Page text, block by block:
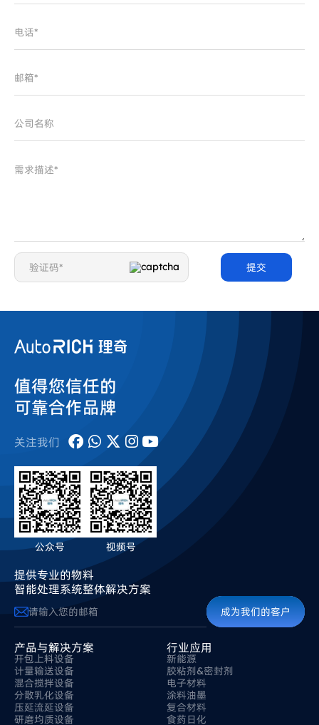
值得您信任的
可靠合作品牌
关注我们
公众号 视频号
提供专业的物料
智能处理系统整体解决方案
成为我们的客户
产品与解决方案
开包上料设备
计量输送设备
混合搅拌设备
分散乳化设备
压延流延设备
研磨均质设备
行业应用
新能源
胶粘剂&密封剂
电子材料
涂料油墨
复合材料
食药日化